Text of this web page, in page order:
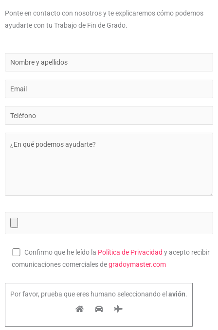
Ponte en contacto con nosotros y te explicaremos cómo podemos
ayudarte con tu Trabajo de Fin de Grado.
Confirmo que he leído la Política de Privacidad y acepto recibir
comunicaciones comerciales degradoymaster.com
Por favor, prueba que eres humano seleccionando el avión.